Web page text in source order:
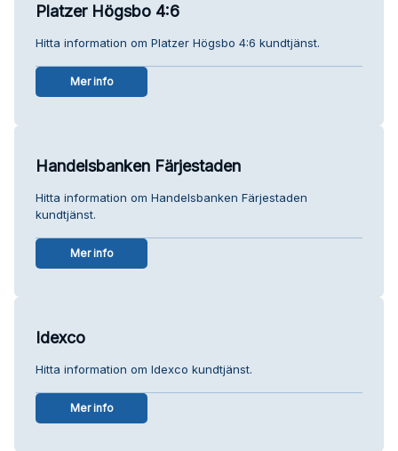
Platzer Högsbo 4:6
Hitta information om Platzer Högsbo 4:6 kundtjänst.
Mer info
Handelsbanken Färjestaden
Hitta information om Handelsbanken Färjestaden
kundtjänst.
Mer info
Idexco
Hitta information om Idexco kundtjänst.
Mer info